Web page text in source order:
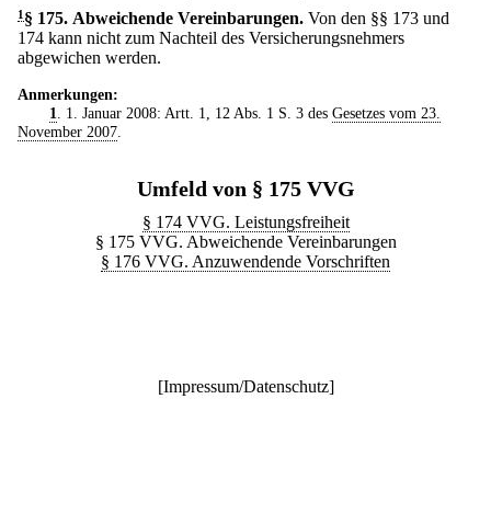
1 § 175. Abweichende Vereinbarungen. Von den §§ 173 und
174 kann nicht zum Nachteil des Versicherungsnehmers
abgewichen werden.
Anmerkungen:
1
. 1. Januar 2008: Artt. 1, 12 Abs. 1 S. 3 des Gesetzes vom 23.
November 2007
Umfeld von § 175 VVG
§ 174 VVG. Leistungsfreiheit
§ 175 VVG. Abweichende Vereinbarungen
§ 176 VVG. Anzuwendende Vorschriften
[Impressum/Datenschutz]